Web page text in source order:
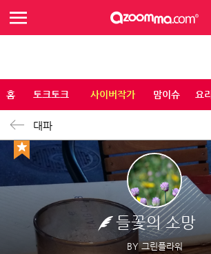
홈 토크토크 사이버작가 맘이슈 요리
대파
들꽃의 소망
BY 그린플라워